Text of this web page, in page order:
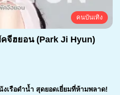
คนบันเทิง
จีฮยอน (Park Ji Hyun)
งเรือดำน้ำ สุดยอดเยี่ยมที่ห้ามพลาด!